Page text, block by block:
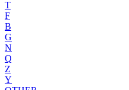
T
F
B
G
N
Q
Z
Y